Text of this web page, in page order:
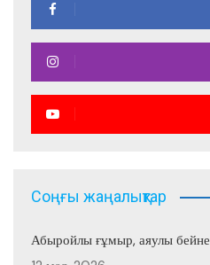
Соңғы жаңалықтар
Абыройлы ғұмыр, аяулы бейне